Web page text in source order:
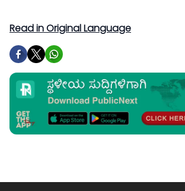
Read in Original Language